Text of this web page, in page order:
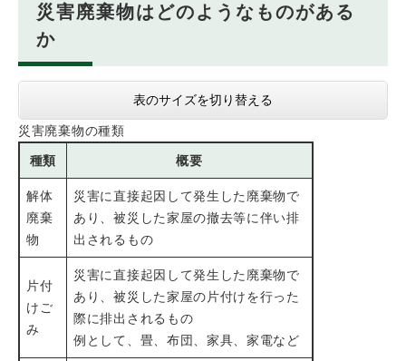
災害廃棄物はどのようなものがある
か
表のサイズを切り替える
災害廃棄物の種類
種類 概要
解体
廃棄
物
災害に直接起因して発生した廃棄物で
あり、被災した家屋の撤去等に伴い排
出されるもの
片付
けご
み
災害に直接起因して発生した廃棄物で
あり、被災した家屋の片付けを行った
際に排出されるもの
例として、畳、布団、家具、家電など